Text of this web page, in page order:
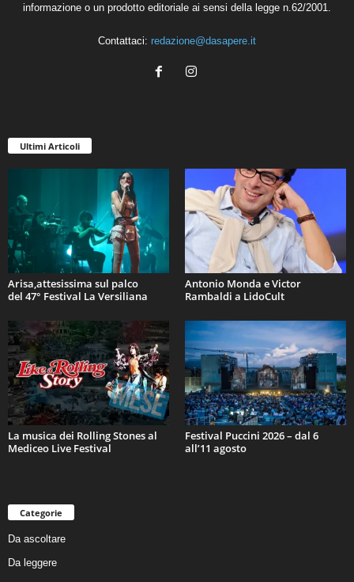
informazione o un prodotto editoriale ai sensi della legge n.62/2001.
Contattaci: redazione@dasapere.it
Ultimi Articoli
Arisa,attesissima sul palco
del 47° Festival La Versiliana
Antonio Monda e Victor
Rambaldi a LidoCult
La musica dei Rolling Stones al
Mediceo Live Festival
Festival Puccini 2026 – dal 6
all’11 agosto
Categorie
Da ascoltare
Da leggere